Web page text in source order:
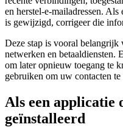
en herstel-e-mailadressen.
is gewijzigd, corrigeer die
Deze stap is vooral belangrijk
netwerken en betaaldiensten.
om later opnieuw toegang te
gebruiken om uw contacten te
Als een applicatie
geïnstalleerd